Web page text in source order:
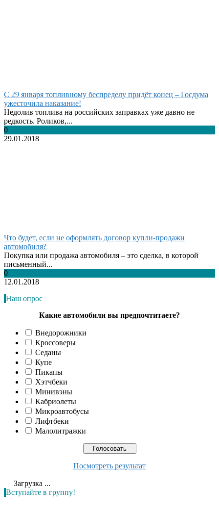
С 29 января топливному беспределу придёт конец – Госдума
ужесточила наказание!
Недолив топлива на российских заправках уже давно не
редкость. Роликов,...
0
29.01.2018
Что будет, если не оформлять договор купли-продажи
автомобиля?
Покупка или продажа автомобиля – это сделка, в которой
письменный...
0
12.01.2018
Наш опрос
Какие автомобили вы предпочтитаете?
Внедорожники
Кроссоверы
Седаны
Купе
Пикапы
Хэтчбеки
Минивэны
Кабриолеты
Микроавтобусы
Лифтбеки
Малолитражки
Посмотреть результат
Загрузка ...
Вступайте в группу!